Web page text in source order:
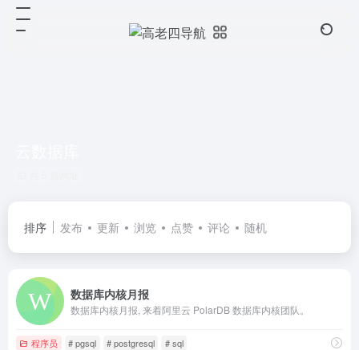
排序 发布 更新 浏览 点赞 评论 随机
数据库内核月报
数据库内核月报, 来着阿里云 PolarDB 数据库内核团队。
程序员 # pgsql # postgresql # sql